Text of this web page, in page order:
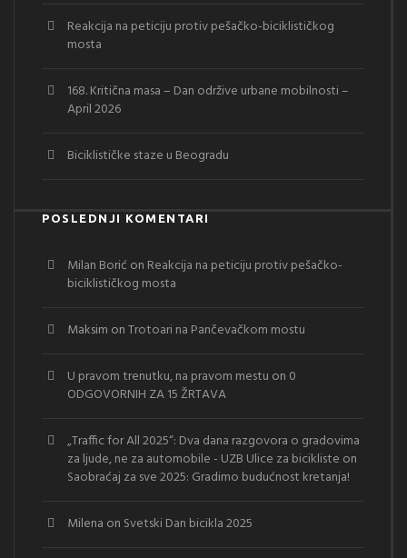
Reakcija na peticiju protiv pešačko-biciklističkog
mosta
168. Kritična masa – Dan održive urbane mobilnosti –
April 2026
Biciklističke staze u Beogradu
POSLEDNJI KOMENTARI
Milan Borić on Reakcija na peticiju protiv pešačko-
biciklističkog mosta
Maksim onTrotoari na Pančevačkom mostu
U pravom trenutku, na pravom mestu on 0
ODGOVORNIH ZA 15 ŽRTAVA
„Traffic for All 2025“: Dva dana razgovora o gradovima
za ljude, ne za automobile - UZB Ulice za bicikliste on
Saobraćaj za sve 2025: Gradimo budućnost kretanja!
Milena on Svetski Dan bicikla 2025